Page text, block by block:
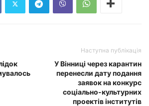
Наступна публікація
У Вінниці через карантин
перенесли дату подання
заявок на конкурс
соціально-культурних
проектів інститутів